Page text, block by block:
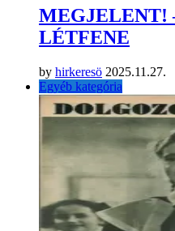
MEGJELENT!
LÉTFENE
by hirkeresö 2025.11.27.
Egyéb kategória